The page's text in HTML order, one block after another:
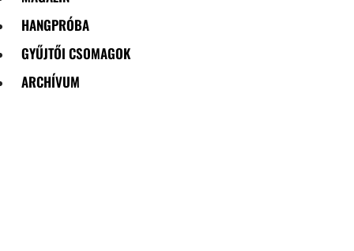
HANGPRÓBA
GYŰJTŐI CSOMAGOK
ARCHÍVUM